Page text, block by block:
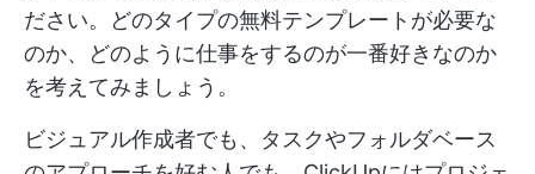
ださい。どのタイプの無料テンプレートが必要な
のか、どのように仕事をするのが一番好きなのか
を考えてみましょう。
ビジュアル作成者でも、タスクやフォルダベース